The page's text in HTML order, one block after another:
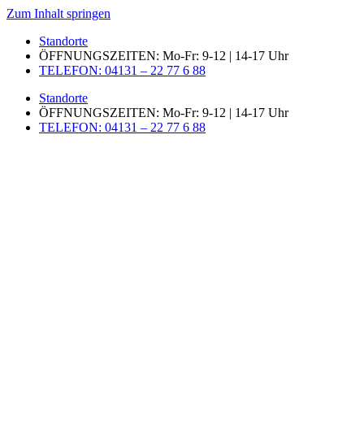
Zum Inhalt springen
Standorte
ÖFFNUNGSZEITEN: Mo-Fr: 9-12 | 14-17 Uhr
TELEFON: 04131 – 22 77 6 88
Standorte
ÖFFNUNGSZEITEN: Mo-Fr: 9-12 | 14-17 Uhr
TELEFON: 04131 – 22 77 6 88